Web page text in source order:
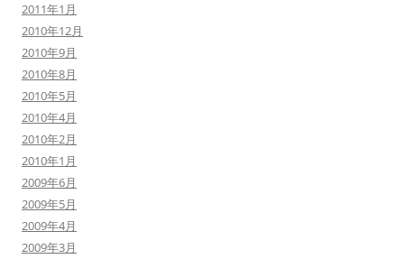
2011年1月
2010年12月
2010年9月
2010年8月
2010年5月
2010年4月
2010年2月
2010年1月
2009年6月
2009年5月
2009年4月
2009年3月